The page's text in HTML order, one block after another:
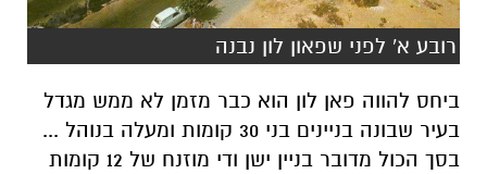
רובע א' לפני שפאון לון נבנה
ביחס להווה פאן לון הוא כבר מזמן לא ממש מגדל
בעיר שבונה בניינים בני 30 קומות ומעלה בנוהל ...
בסך הכול מדובר בניין ישן ודי מוזנח של 12 קומות